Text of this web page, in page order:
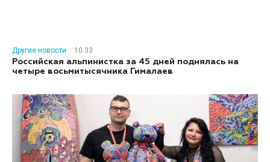
Другие новости
10:33
Российская альпинистка за 45 дней поднялась на
четыре восьмитысячника Гималаев